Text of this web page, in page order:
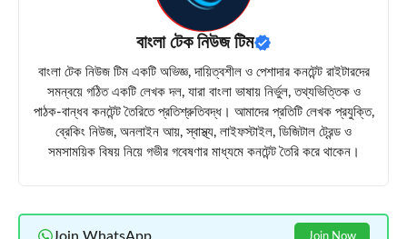
বাংলা টেক নিউজ টিম
বাংলা টেক নিউজ টিম একটি অভিজ্ঞ, দায়িত্বশীল ও পেশাদার কনটেন্ট রাইটারদের
সমন্বয়ে গঠিত একটি লেখক দল, যারা বাংলা ভাষায় নির্ভুল, তথ্যভিত্তিক ও
পাঠক-বান্ধব কনটেন্ট তৈরিতে প্রতিশ্রুতিবদ্ধ। আমাদের প্রতিটি লেখক প্রযুক্তি,
ব্রেকিং নিউজ, অনলাইন আয়, স্বাস্থ্য, লাইফস্টাইল, ডিজিটাল ট্রেন্ড ও
সমসাময়িক বিষয় নিয়ে গভীর গবেষণার মাধ্যমে কনটেন্ট তৈরি করে থাকেন।
Join WhatsApp Join Now